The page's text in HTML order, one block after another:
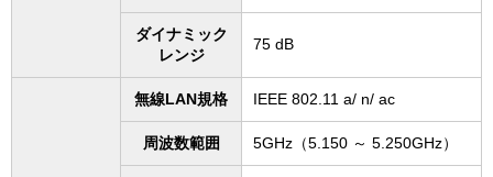
ダイナミック
レンジ
75 dB
無線LAN規格 IEEE 802.11 a/ n/ ac
周波数範囲 5GHz（5.150 ～ 5.250GHz）